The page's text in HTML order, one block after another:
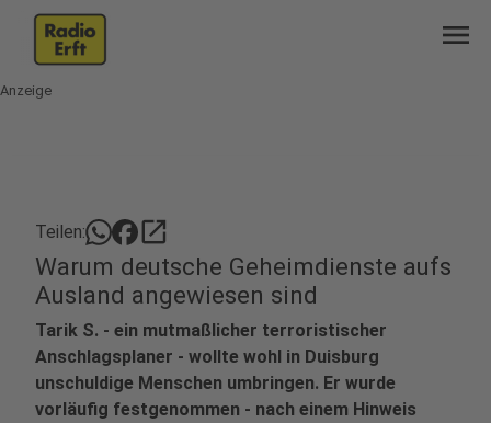
menu
Anzeige
Teilen: open_in_new
Warum deutsche Geheimdienste aufs
Ausland angewiesen sind
Tarik S. - ein mutmaßlicher terroristischer
Anschlagsplaner - wollte wohl in Duisburg
unschuldige Menschen umbringen. Er wurde
vorläufig festgenommen - nach einem Hinweis